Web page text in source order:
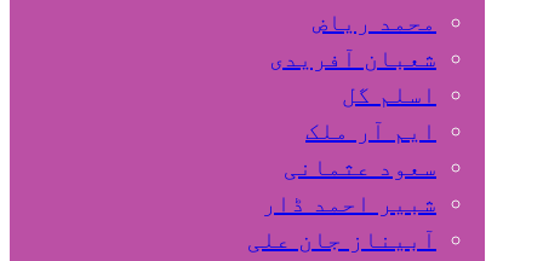
محمد ریاض
شعبان آفریدی
اسلم گل
ایم آر ملک
سعود عثمانی
شبیر احمد ڈار
آبیناز جان علی